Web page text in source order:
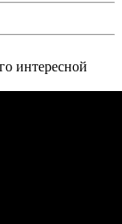
интересной